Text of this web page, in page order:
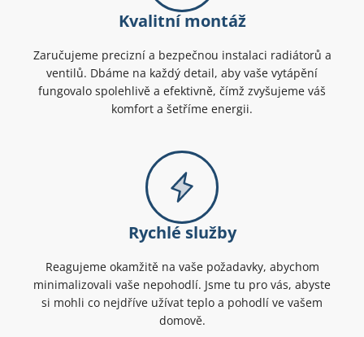
Kvalitní montáž
Zaručujeme precizní a bezpečnou instalaci radiátorů a
ventilů. Dbáme na každý detail, aby vaše vytápění
fungovalo spolehlivě a efektivně, čímž zvyšujeme váš
komfort a šetříme energii.
Rychlé služby
Reagujeme okamžitě na vaše požadavky, abychom
minimalizovali vaše nepohodlí. Jsme tu pro vás, abyste
si mohli co nejdříve užívat teplo a pohodlí ve vašem
domově.